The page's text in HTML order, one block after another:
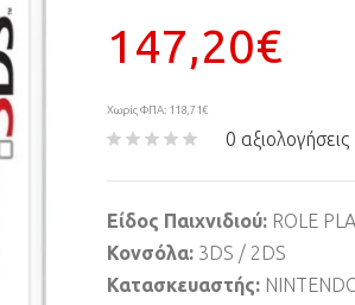
147,20€
Χωρίς ΦΠΑ: 118,71€
0 αξιολογήσεις
Είδος Παιχνιδιού: ROLE
Κονσόλα: 3DS / 2DS
Κατασκευαστής: